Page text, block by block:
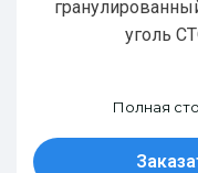
уголь
Полная